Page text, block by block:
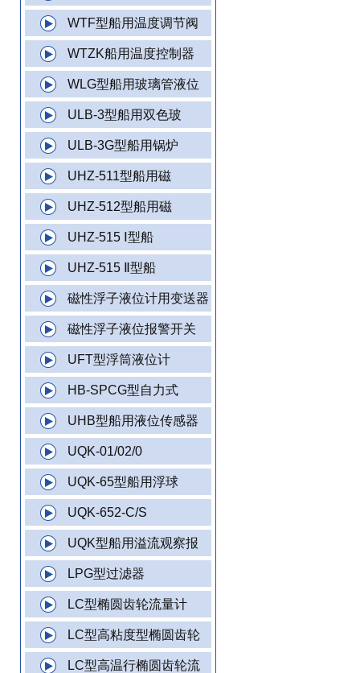
WTF型船用温度调节阀
WTZK船用温度控制器
WLG型船用玻璃管液位
ULB-3型船用双色玻
ULB-3G型船用锅炉
UHZ-511型船用磁
UHZ-512型船用磁
UHZ-515 Ⅰ型船
UHZ-515 Ⅱ型船
磁性浮子液位计用变送器
磁性浮子液位报警开关
UFT型浮筒液位计
HB-SPCG型自力式
UHB型船用液位传感器
UQK-01/02/0
UQK-65型船用浮球
UQK-652-C/S
UQK型船用溢流观察报
LPG型过滤器
LC型椭圆齿轮流量计
LC型高粘度型椭圆齿轮
LC型高温行椭圆齿轮流